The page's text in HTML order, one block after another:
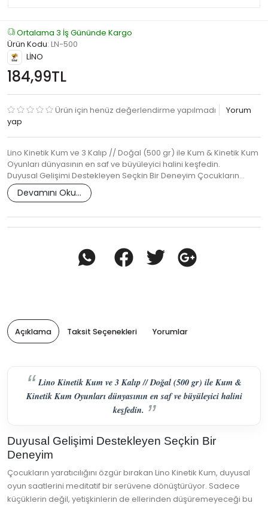
Ortalama 3 İş Gününde Kargo
Ürün Kodu: LN-500
LİNO
184,99TL
Ürün için henüz değerlendirme yapılmadı
Yorum
yap
Lino Kinetik Kum ve 3 Kalıp // Doğal (500 gr) ile Kum & Kinetik Kum
Oyunları dünyasının en saf ve büyüleyici halini keşfedin.
Duyusal Gelişimi Destekleyen Seçkin Bir Deneyim Çocukların…
Devamını Oku...
Açıklama Taksit Seçenekleri Yorumlar
Lino Kinetik Kum ve 3 Kalıp // Doğal (500 gr) ile Kum &
Kinetik Kum Oyunları dünyasının en saf ve büyüleyici halini
keşfedin.
Duyusal Gelişimi Destekleyen Seçkin Bir
Deneyim
Çocukların yaratıcılığını özgür bırakan Lino Kinetik Kum, duyusal
oyun saatlerini meditatif bir serüvene dönüştürüyor. Sadece
küçüklerin değil, yetişkinlerin de ellerinden düşüremeyeceği bu